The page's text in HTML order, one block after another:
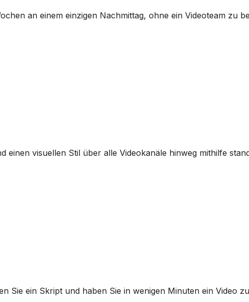
an einem einzigen Nachmittag, ohne ein Videoteam zu
einen visuellen Stil über alle Videokanäle hinweg mithilfe
Sie ein Skript und haben Sie in wenigen Minuten ein Video